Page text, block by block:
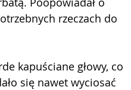
rzeczach do
kapuściane głowy, co
się nawet wyciosać